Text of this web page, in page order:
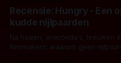
achtergrond, belooft iets
iets ongrijpbaars. En dat maakt
waar.
Recensie: Hungry - Een
kudde nijlpaarden
Na haaien, anaconda's, leeuwen
filmmakers: waarom geen